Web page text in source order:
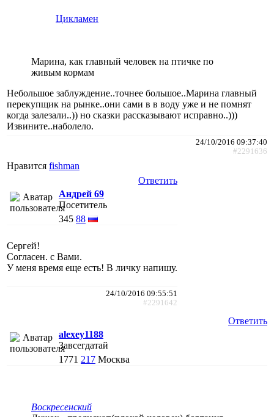
Цикламен
Марина, как главный человек на птичке по
живым кормам
Небольшое заблуждение..точнее большое..Марина главный
перекупщик на рынке..они сами в в воду уже и не помнят
когда залезали..)) но сказки рассказывают исправно..)))
Извините..наболело.
24/10/2016 09:37:40
#2291636
Нравится fishman
Ответить
Андрей 69
Посетитель
345 88
Сергей!
Согласен. с Вами.
У меня время еще есть! В личку напишу.
24/10/2016 09:55:51
#2291642
Ответить
alexey1188
Завсегдатай
1771 217 Москва
Воскресенский